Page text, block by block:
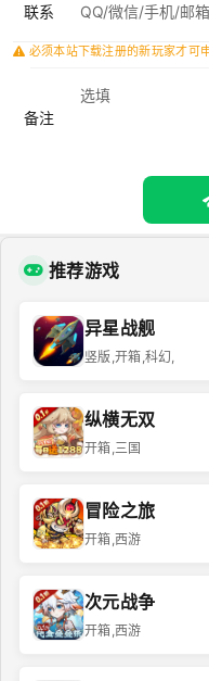
联系
必须本站下载注册的新玩家才可
备注
推荐游戏
异星战舰
竖版,开箱,科幻,
纵横无双
开箱,三国
冒险之旅
开箱,西游
次元战争
开箱,西游